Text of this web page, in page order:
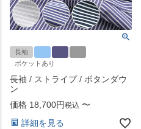
長袖
ポケットあり
長袖 / ストライプ / ボタンダウ
ン
価格 18,700 税込 〜
詳細を見る